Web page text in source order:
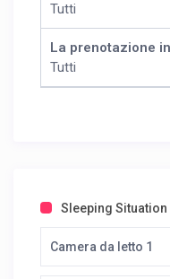
Tutti
La prenotazione
Tutti
Sleeping Situation
Camera da letto 1